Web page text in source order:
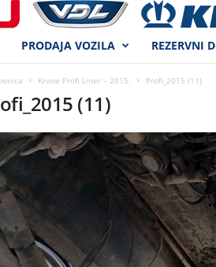
PRODAJA VOZILA REZERVNI
Krone Profi Liner – 2015. Profi_2015 (11)
(11)